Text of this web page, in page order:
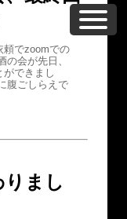
頼でzoomでの
会が先日、
できまし
腹ごしらえで
りまし